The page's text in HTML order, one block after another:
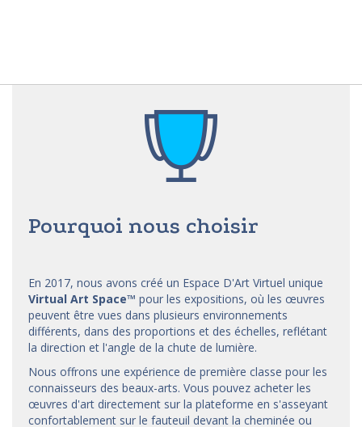
Pourquoi nous choisir
En 2017, nous avons créé un Espace D'Art Virtuel unique
Virtual Art Space™ pour les expositions, où les œuvres
peuvent être vues dans plusieurs environnements
différents, dans des proportions et des échelles, reflétant
la direction et l'angle de la chute de lumière.
Nous offrons une expérience de première classe pour les
connaisseurs des beaux-arts. Vous pouvez acheter les
œuvres d'art directement sur la plateforme en s'asseyant
confortablement sur le fauteuil devant la cheminée ou